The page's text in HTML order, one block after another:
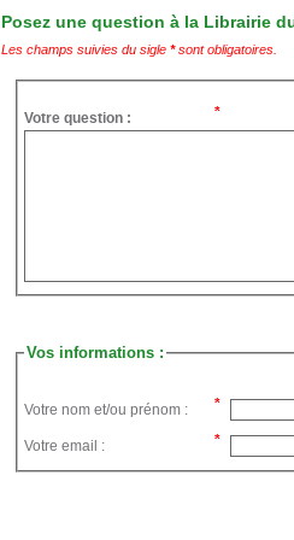
Posez une question à la Librairie
Les champs suivies du sigle *sont obligatoires.
Votre question :
Vos informations :
Votre nom et/ou prénom :
Votre email :